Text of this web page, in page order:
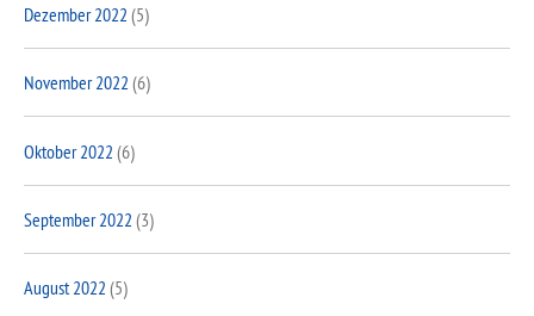
Dezember 2022 (5)
November 2022 (6)
Oktober 2022 (6)
September 2022 (3)
August 2022 (5)